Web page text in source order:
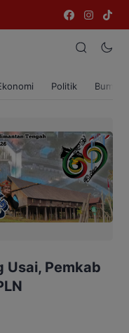
Politik Bumi
Usai, Pemkab